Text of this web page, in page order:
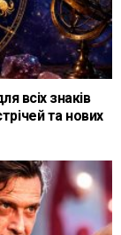
всіх знаків
та нових